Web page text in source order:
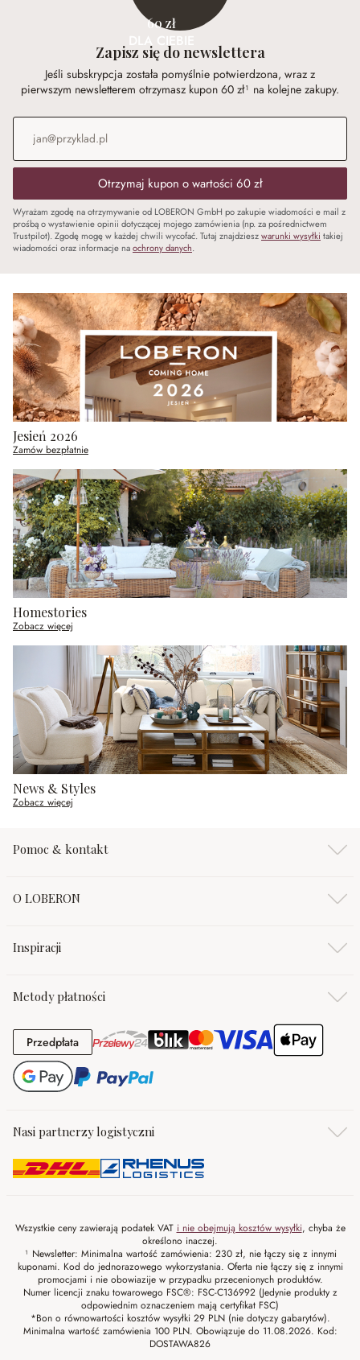
60 zł
DLA CIEBIE
Zapisz się do newslettera
Jeśli subskrypcja została pomyślnie potwierdzona, wraz z
pierwszym newsletterem otrzymasz kupon 60 zł¹ na kolejne zakupy.
Adres e-mail*
Otrzymaj kupon o wartości 60 zł
Wyrażam zgodę na otrzymywanie od LOBERON GmbH po zakupie wiadomości e mail z
prośbą o wystawienie opinii dotyczącej mojego zamówienia (np. za pośrednictwem
Trustpilot). Zgodę mogę w każdej chwili wycofać. Tutaj znajdzieszwarunki wysyłki takiej
wiadomości oraz informacje naochrony danych.
Jesień 2026
Zamów bezpłatnie
Homestories
Zobacz więcej
News & Styles
Zobacz więcej
Pomoc & kontakt
O LOBERON
Inspiracji
Metody płatności
PrzedpłataPrzedpłata
Nasi partnerzy logistyczni
Wszystkie ceny zawierają podatek VAT i nie obejmują kosztów wysyłki, chyba że
określono inaczej.
¹ Newsletter: Minimalna wartość zamówienia: 230 zł, nie łączy się z innymi
kuponami. Kod do jednorazowego wykorzystania. Oferta nie łączy się z innymi
promocjami i nie obowiazije w przypadku przecenionych produktów.
Numer licencji znaku towarowego FSC®: FSC-C136992 (Jedynie produkty z
odpowiednim oznaczeniem mają certyfikat FSC)
*Bon o równowartości kosztów wysyłki 29 PLN (nie dotyczy gabarytów).
Minimalna wartość zamówienia 100 PLN. Obowiązuje do 11.08.2026. Kod:
DOSTAWA826